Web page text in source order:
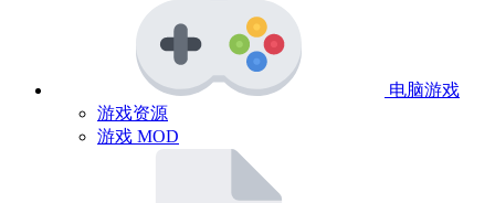
电脑游戏
游戏资源
游戏 MOD